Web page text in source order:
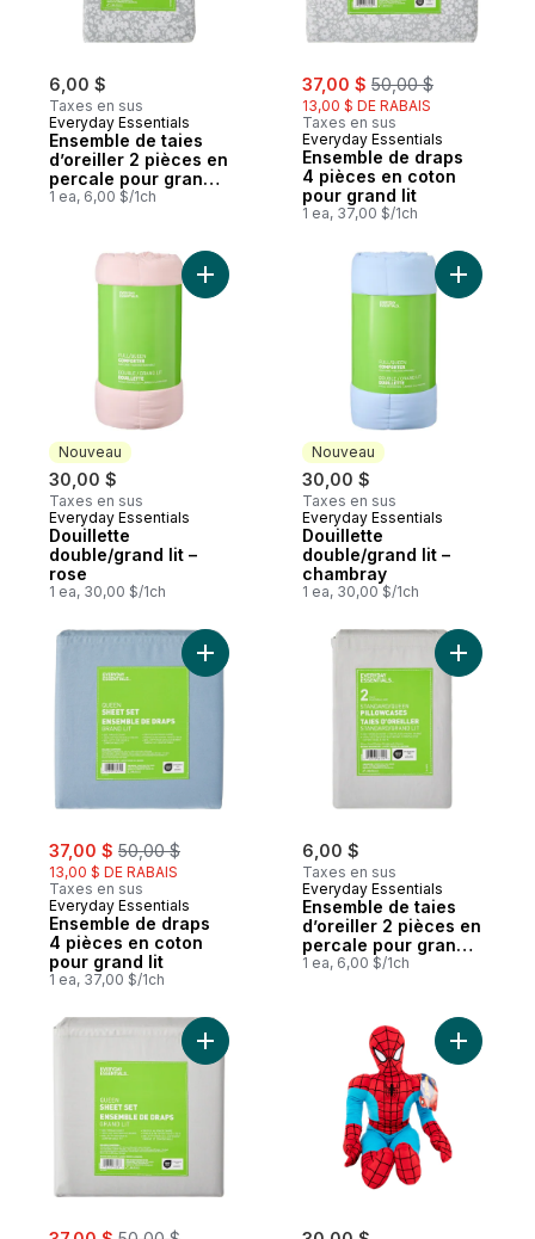
6,00 $
Taxes en sus
Everyday Essentials
Ensemble de taies
d’oreiller 2 pièces en
percale pour grand
lit
1 ea, 6,00 $/1ch
sale:
37,00 $ , formerly:
50,00 $
13,00 $ DE RABAIS
Taxes en sus
Everyday Essentials
Ensemble de draps
4 pièces en coton
pour grand lit
1 ea, 37,00 $/1ch
Nouveau
30,00 $
Taxes en sus
Nouveau
Everyday Essentials
Douillette
double/grand lit –
rose
1 ea, 30,00 $/1ch
Ajouter Douillette double/grand lit – rose
Nouveau
30,00 $
Taxes en sus
Nouveau
Everyday Essentials
Douillette
double/grand lit –
chambray
1 ea, 30,00 $/1ch
Ajouter
sale:
37,00 $ , formerly:
50,00 $
13,00 $ DE RABAIS
Taxes en sus
Everyday Essentials
Ensemble de draps
4 pièces en coton
pour grand lit
1 ea, 37,00 $/1ch
Ajouter Ensemble de draps 4 pièces en
6,00 $
Taxes en sus
Everyday Essentials
Ensemble de taies
d’oreiller 2 pièces en
percale pour grand
lit, gris
1 ea, 6,00 $/1ch
Ajouter
sale: , formerly:
Ajouter Ensemble de draps 4 pièces en
Ajouter